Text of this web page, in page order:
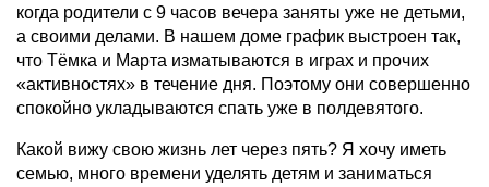
когда родители с 9 часов вечера заняты уже не детьми,
а своими делами. В нашем доме график выстроен так,
что Тёмка и Марта изматываются в играх и прочих
«активностях» в течение дня. Поэтому они совершенно
спокойно укладываются спать уже в полдевятого.
Какой вижу свою жизнь лет через пять? Я хочу иметь
семью, много времени уделять детям и заниматься